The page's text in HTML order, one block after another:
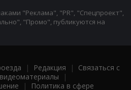
"Реклама", "PR", "Спецпроект",
"Промо", публикуются на
| Редакция | Связаться с
|
|
Политика в сфере